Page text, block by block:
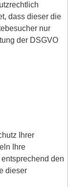
dass dieser die
nur
der DSGVO
Ihrer
Ihre
den
dieser